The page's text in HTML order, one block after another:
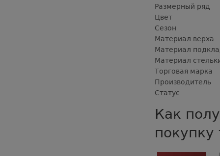
Размерный ряд
Цвет
Сезон
Материал верха
Материал
Материал
Торговая марка
Производитель
Статус
Как
покупку